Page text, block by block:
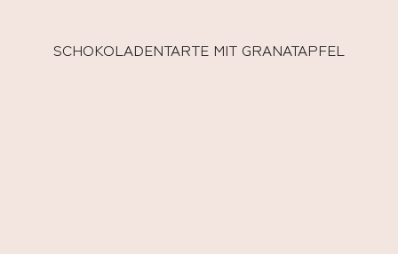
SCHOKOLADENTARTE MIT GRANATAPFEL